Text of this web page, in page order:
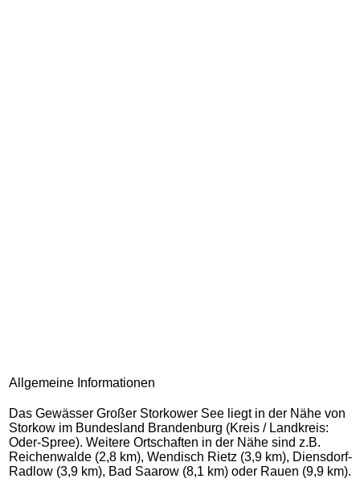
Allgemeine Informationen
Das Gewässer Großer Storkower See liegt in der Nähe von
Storkow im Bundesland Brandenburg (Kreis / Landkreis:
Oder-Spree). Weitere Ortschaften in der Nähe sind z.B.
Reichenwalde (2,8 km), Wendisch Rietz (3,9 km), Diensdorf-
Radlow (3,9 km), Bad Saarow (8,1 km) oder Rauen (9,9 km).